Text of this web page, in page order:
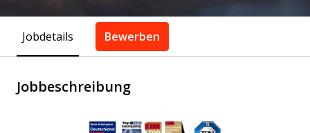
Jobdetails Bewerben
Jobbeschreibung